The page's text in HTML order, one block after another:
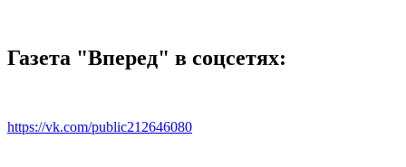
Газета "Вперед" в соцсетях:
https://vk.com/public212646080